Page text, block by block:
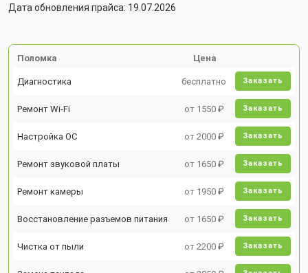
Дата обновления прайса: 19.07.2026
Поломка Цена
Диагностика бесплатно Заказать
Ремонт Wi-Fi от 1550 ₽ Заказать
Настройка ОС от 2000 ₽ Заказать
Ремонт звуковой платы от 1650 ₽ Заказать
Ремонт камеры от 1950 ₽ Заказать
Восстановление разъемов питания от 1650 ₽ Заказать
Чистка от пыли от 2200 ₽ Заказать